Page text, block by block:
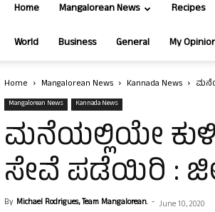
Home Mangalorean News Recipes
World Business General My
Home Mangalorean News Kannada News
Mangalorean News Kannada News
ಮನೆಯಲ್ಲಿಯೇ
ಸೇವೆ ಪಡೆಯಿರಿ :
By Michael Rodrigues, Team Mangalorean. - June 10, 2020